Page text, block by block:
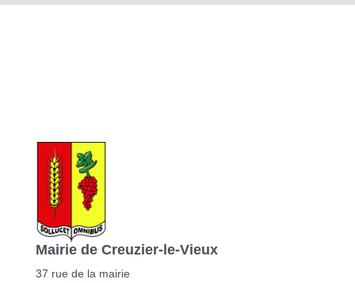
Mairie de Creuzier-le-Vieux
37 rue de la mairie